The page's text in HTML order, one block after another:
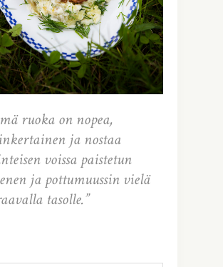
ruoka on nopea,
ja nostaa
voissa paistetun
ja pottumuussin vielä
tasolle.”